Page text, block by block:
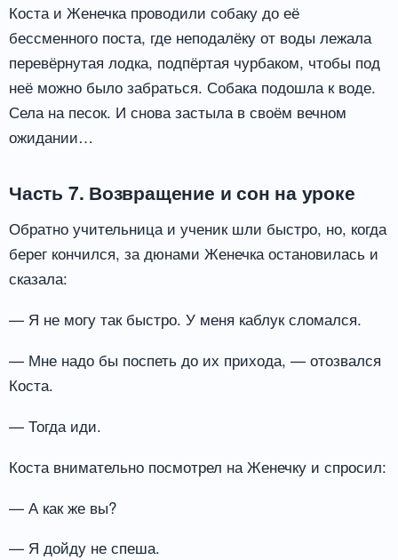
Коста и Женечка проводили собаку до её
бессменного поста, где неподалёку от воды лежала
перевёрнутая лодка, подпёртая чурбаком, чтобы под
неё можно было забраться. Собака подошла к воде.
Села на песок. И снова застыла в своём вечном
ожидании…
Часть 7. Возвращение и сон на уроке
Обратно учительница и ученик шли быстро, но, когда
берег кончился, за дюнами Женечка остановилась и
сказала:
— Я не могу так быстро. У меня каблук сломался.
— Мне надо бы поспеть до их прихода, — отозвался
Коста.
— Тогда иди.
Коста внимательно посмотрел на Женечку и спросил:
— А как же вы?
— Я дойду не спеша.